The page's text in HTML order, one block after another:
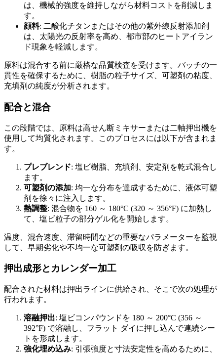
は、機械的強度を維持しながら材料コストを削減しま
す。
顔料: 二酸化チタンまたはその他の紫外線反射添加剤
は、太陽光の反射率を高め、都市部のヒートアイラン
ド現象を軽減します。
原料は混合する前に厳格な品質検査を受けます。バッチの一
貫性を確保するために、樹脂の粒子サイズ、可塑剤の粘度、
充填剤の純度が分析されます。
配合と混合
この段階では、原料は高せん断ミキサーまたは二軸押出機を
使用して均質化されます。このプロセスには以下が含まれま
す。
プレブレンド: 塩ビ樹脂、充填剤、安定剤を乾式混合し
ます。
可塑剤の添加: 均一な分布を達成するために、液体可塑
剤を徐々に注入します。
熱調整: 混合物を 160 ～ 180°C (320 ～ 356°F) に加熱し
て、塩ビ粒子の部分ゲル化を開始します。
温度、混合速度、滞留時間などの重要なパラメーターを監視
して、早期劣化や不均一な可塑剤の吸収を防ぎます。
押出成形とカレンダー加工
配合された材料は押出ラインに供給され、そこで次の処理が
行われます。
溶融押出: 塩ビコンパウンドを 180 ～ 200°C (356 ～
392°F) で溶融し、フラット ダイに押し込んで連続シー
トを形成します。
強化埋め込み: 引張強度と寸法安定性を高めるために、